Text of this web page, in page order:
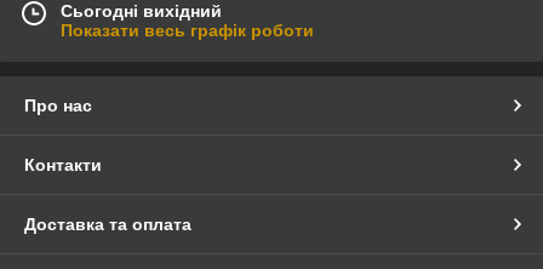
Сьогодні вихідний
Показати весь графік роботи
Про нас
Контакти
Доставка та оплата